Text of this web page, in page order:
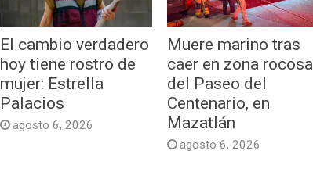
El cambio verdadero
hoy tiene rostro de
mujer: Estrella
Palacios
agosto 6, 2026
Muere marino tras
caer en zona rocosa
del Paseo del
Centenario, en
Mazatlán
agosto 6, 2026